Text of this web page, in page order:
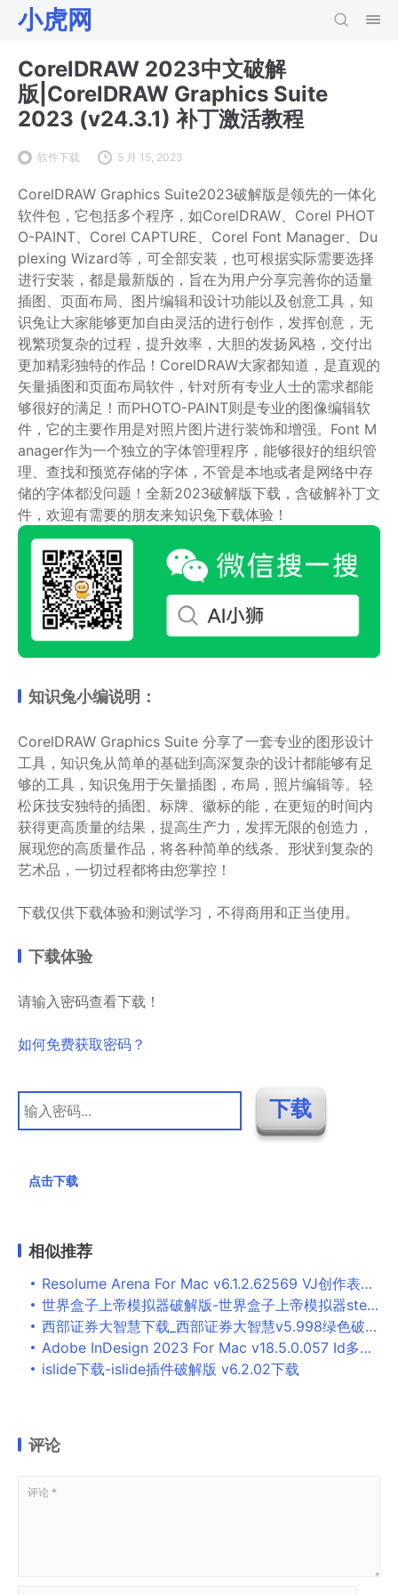
小虎网
CorelDRAW 2023中文破解
版|CorelDRAW Graphics Suite
2023 (v24.3.1) 补丁激活教程
软件下载 5 月 15, 2023
CorelDRAW Graphics Suite2023破解版是领先的一体化
软件包，它包括多个程序，如CorelDRAW、Corel PHOT
O-PAINT、Corel CAPTURE、Corel Font Manager、Du
plexing Wizard等，可全部安装，也可根据实际需要选择
进行安装，都是最新版的，旨在为用户分享完善你的适量
插图、页面布局、图片编辑和设计功能以及创意工具，知
识兔让大家能够更加自由灵活的进行创作，发挥创意，无
视繁琐复杂的过程，提升效率，大胆的发扬风格，交付出
更加精彩独特的作品！CorelDRAW大家都知道，是直观的
矢量插图和页面布局软件，针对所有专业人士的需求都能
够很好的满足！而PHOTO-PAINT则是专业的图像编辑软
件，它的主要作用是对照片图片进行装饰和增强。Font M
anager作为一个独立的字体管理程序，能够很好的组织管
理、查找和预览存储的字体，不管是本地或者是网络中存
储的字体都没问题！全新2023破解版下载，含破解补丁文
件，欢迎有需要的朋友来知识兔下载体验！
知识兔小编说明：
CorelDRAW Graphics Suite 分享了一套专业的图形设计
工具，知识兔从简单的基础到高深复杂的设计都能够有足
够的工具，知识兔用于矢量插图，布局，照片编辑等。轻
松床技安独特的插图、标牌、徽标的能，在更短的时间内
获得更高质量的结果，提高生产力，发挥无限的创造力，
展现您的高质量作品，将各种简单的线条、形状到复杂的
艺术品，一切过程都将由您掌控！
下载仅供下载体验和测试学习，不得商用和正当使用。
下载体验
请输入密码查看下载！
如何免费获取密码？
点击下载
相似推荐
Resolume Arena For Mac v6.1.2.62569 VJ创作表演软件
世界盒子上帝模拟器破解版-世界盒子上帝模拟器steam中文版下载(附中文设置教程) v1.0
西部证券大智慧下载_西部证券大智慧v5.998绿色破解版下载
Adobe InDesign 2023 For Mac v18.5.0.057 Id多语言一键安装版
islide下载-islide插件破解版 v6.2.02下载
评论